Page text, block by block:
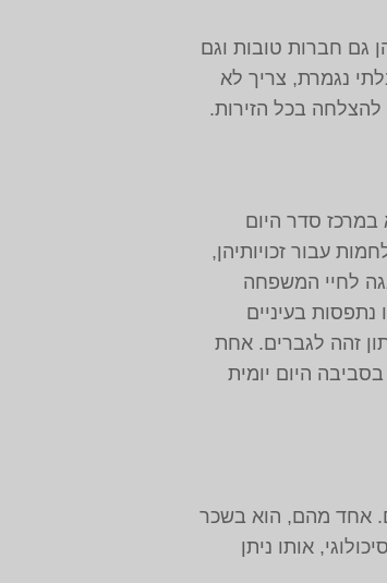
הן גם חברות טובות וגם
נגמרת, צריך לא
להצלחה בכל הזירות.
במרכז סדר היום
עבור זכויותיהן,
לחיי המשפחה
בעיניים
מרוצות מחייהן – נתון זהה לגברים. אחת
היום יומית
אחד מהם, הוא בשכר
אותו ניתן